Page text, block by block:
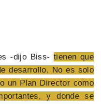
-dijo Biss-tienen que
desarrollo. No es solo
un Plan Director como
y donde se